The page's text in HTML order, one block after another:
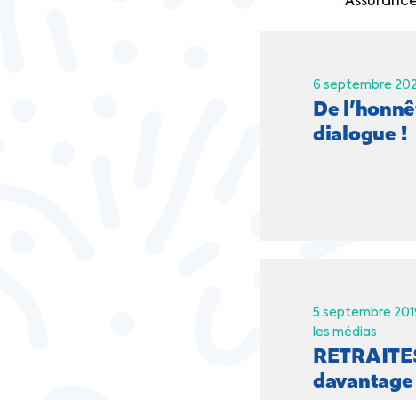
6 septembre
De
dialogue !
5 septembre
les médias